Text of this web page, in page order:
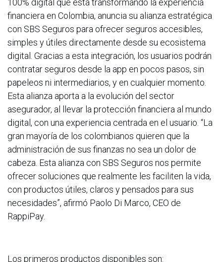
100% digital que está transformando la experiencia
financiera en Colombia, anuncia su alianza estratégica
con SBS Seguros para ofrecer seguros accesibles,
simples y útiles directamente desde su ecosistema
digital. Gracias a esta integración, los usuarios podrán
contratar seguros desde la app en pocos pasos, sin
papeleos ni intermediarios, y en cualquier momento.
Esta alianza aporta a la evolución del sector
asegurador, al llevar la protección financiera al mundo
digital, con una experiencia centrada en el usuario. “La
gran mayoría de los colombianos quieren que la
administración de sus finanzas no sea un dolor de
cabeza. Esta alianza con SBS Seguros nos permite
ofrecer soluciones que realmente les faciliten la vida,
con productos útiles, claros y pensados para sus
necesidades”, afirmó Paolo Di Marco, CEO de
RappiPay.
Los primeros productos disponibles son: